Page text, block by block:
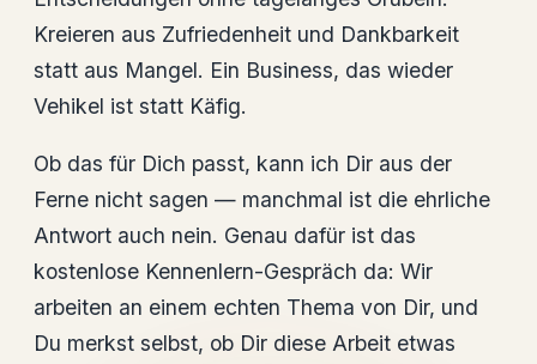
Kreieren aus Zufriedenheit und Dankbarkeit
statt aus Mangel. Ein Business, das wieder
Vehikel ist statt Käfig.
Ob das für Dich passt, kann ich Dir aus der
Ferne nicht sagen — manchmal ist die ehrliche
Antwort auch nein. Genau dafür ist das
kostenlose Kennenlern-Gespräch da: Wir
arbeiten an einem echten Thema von Dir, und
Du merkst selbst, ob Dir diese Arbeit etwas